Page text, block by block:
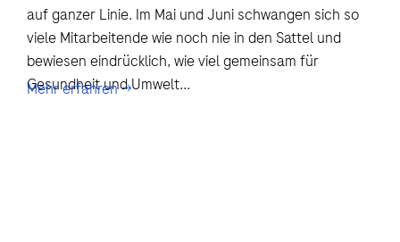
auf ganzer Linie. Im Mai und Juni schwangen sich so
viele Mitarbeitende wie noch nie in den Sattel und
bewiesen eindrücklich, wie viel gemeinsam für
Gesundheit und Umwelt...
Mehr erfahren →